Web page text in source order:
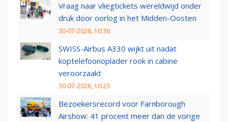
Vraag naar vliegtickets wereldwijd onder
druk door oorlog in het Midden-Oosten
30-07-2026, 10:36
SWISS-Airbus A330 wijkt uit nadat
koptelefoonoplader rook in cabine
veroorzaakt
30-07-2026, 10:23
Bezoekersrecord voor Farnborough
Airshow: 41 procent meer dan de vorige